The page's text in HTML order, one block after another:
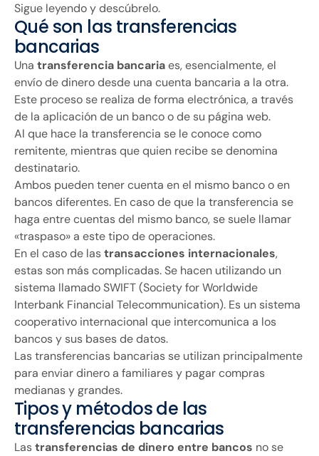
Sigue leyendo y descúbrelo.
Qué son las transferencias
bancarias
Una transferencia bancariaes, esencialmente, el
envío de dinero desde una cuenta bancaria a la otra.
Este proceso se realiza de forma electrónica, a través
de la aplicación de un banco o de su página web.
Al que hace la transferencia se le conoce como
remitente, mientras que quien recibe se denomina
destinatario.
Ambos pueden tener cuenta en el mismo banco o en
bancos diferentes. En caso de que la transferencia se
haga entre cuentas del mismo banco, se suele llamar
«traspaso» a este tipo de operaciones.
En el caso de lastransacciones internacionales,
estas son más complicadas. Se hacen utilizando un
sistema llamado SWIFT (Society for Worldwide
Interbank Financial Telecommunication). Es un sistema
cooperativo internacional que intercomunica a los
bancos y sus bases de datos.
Las transferencias bancarias se utilizan principalmente
para enviar dinero a familiares y pagar compras
medianas y grandes.
Tipos y métodos de las
transferencias bancarias
Lastransferencias de dinero entre bancos no se